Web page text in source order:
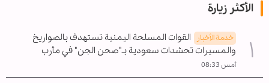
الأكثر زيارة
خدمة الأخبار
القوات المسلحة اليمنية تستهدف بالصواريخ
والمسيرات تحشدات سعودية بـ"صحن الجن" في مأرب
أمس 08:33